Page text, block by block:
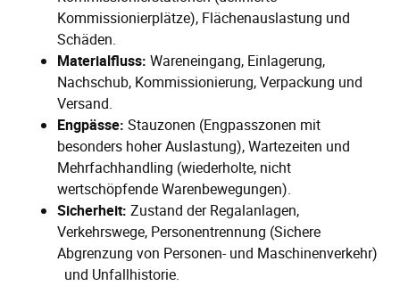
Kommissionierplätze), Flächenauslastung und
Schäden.
Materialfluss: Wareneingang, Einlagerung,
Nachschub, Kommissionierung, Verpackung und
Versand.
Engpässe: Stauzonen (Engpasszonen mit
besonders hoher Auslastung), Wartezeiten und
Mehrfachhandling (wiederholte, nicht
wertschöpfende Warenbewegungen).
Sicherheit: Zustand der Regalanlagen,
Verkehrswege, Personentrennung (Sichere
Abgrenzung von Personen- und Maschinenverkehr)
und Unfallhistorie.